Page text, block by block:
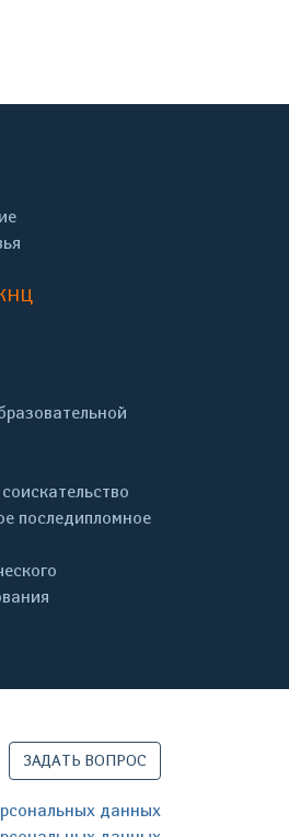
последипломное
ЗАДАТЬ ВОПРОС
данных